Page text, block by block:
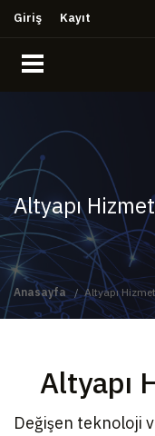
Giriş Kayıt
Altyapı
Anasayfa Altyapı
Altyapı
Değişen teknoloji